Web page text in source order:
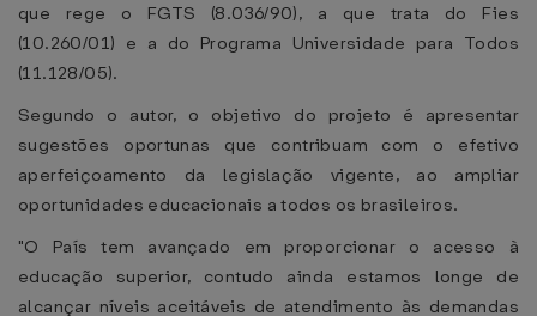
que rege o FGTS (8.036/90), a que trata do Fies
(10.260/01) e a do Programa Universidade para Todos
(11.128/05).
Segundo o autor, o objetivo do projeto é apresentar
sugestões oportunas que contribuam com o efetivo
aperfeiçoamento da legislação vigente, ao ampliar
oportunidades educacionais a todos os brasileiros.
"O País tem avançado em proporcionar o acesso à
educação superior, contudo ainda estamos longe de
alcançar níveis aceitáveis de atendimento às demandas